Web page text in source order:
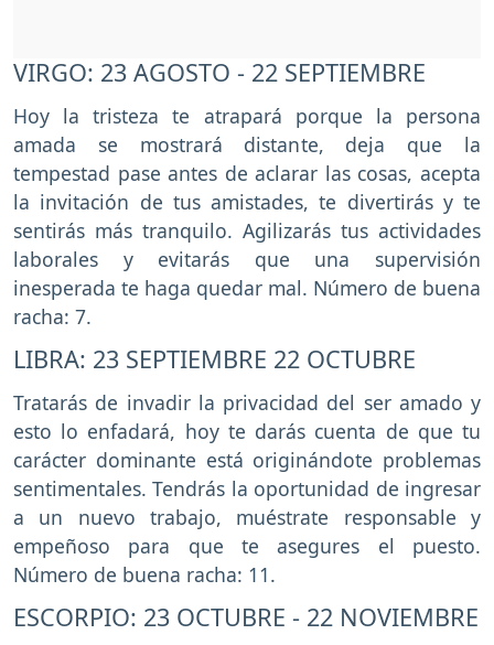
VIRGO: 23 AGOSTO - 22 SEPTIEMBRE
Hoy la tristeza te atrapará porque la persona
amada se mostrará distante, deja que la
tempestad pase antes de aclarar las cosas, acepta
la invitación de tus amistades, te divertirás y te
sentirás más tranquilo. Agilizarás tus actividades
laborales y evitarás que una supervisión
inesperada te haga quedar mal. Número de buena
racha: 7.
LIBRA: 23 SEPTIEMBRE 22 OCTUBRE
Tratarás de invadir la privacidad del ser amado y
esto lo enfadará, hoy te darás cuenta de que tu
carácter dominante está originándote problemas
sentimentales. Tendrás la oportunidad de ingresar
a un nuevo trabajo, muéstrate responsable y
empeñoso para que te asegures el puesto.
Número de buena racha: 11.
ESCORPIO: 23 OCTUBRE - 22 NOVIEMBRE